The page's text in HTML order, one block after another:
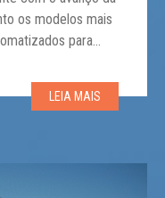
os modelos mais
para
para atualizar
notável vem
LEIA MAIS